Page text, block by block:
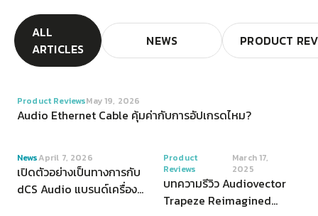
ALL
ARTICLES
NEWS PRODUCT
Product ReviewsMay 19, 2026
Audio Ethernet Cable คุ้มค่ากับการอัปเกรดไหม?
VIEW
NewsApril 7, 2026
เปิดตัวอย่างเป็นทางการกับ
dCS Audio แบรนด์เครื่อง
VIEW
Product
Reviews
March 17,
2025
บทความรีวิว Audiovector
Trapeze Reimagined